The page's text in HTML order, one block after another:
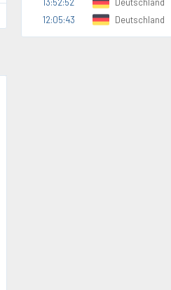
13:52:52
Deutschland
12:05:43
Deutschland